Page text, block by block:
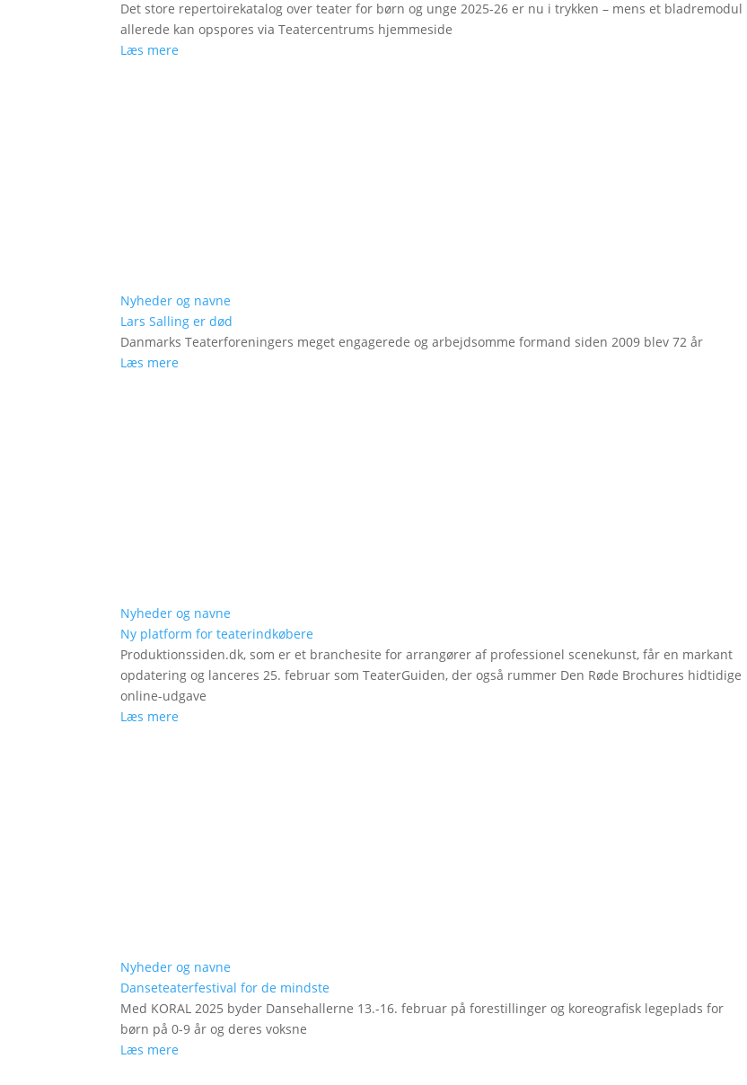
Det store repertoirekatalog over teater for børn og unge 2025-26 er nu i trykken – mens et bladremodul
allerede kan opspores via Teatercentrums hjemmeside
Læs mere
Nyheder og navne
Lars Salling er død
Danmarks Teaterforeningers meget engagerede og arbejdsomme formand siden 2009 blev 72 år
Læs mere
Nyheder og navne
Ny platform for teaterindkøbere
Produktionssiden.dk, som er et branchesite for arrangører af professionel scenekunst, får en markant
opdatering og lanceres 25. februar som TeaterGuiden, der også rummer Den Røde Brochures hidtidige
online-udgave
Læs mere
Nyheder og navne
Danseteaterfestival for de mindste
Med KORAL 2025 byder Dansehallerne 13.-16. februar på forestillinger og koreografisk legeplads for
børn på 0-9 år og deres voksne
Læs mere